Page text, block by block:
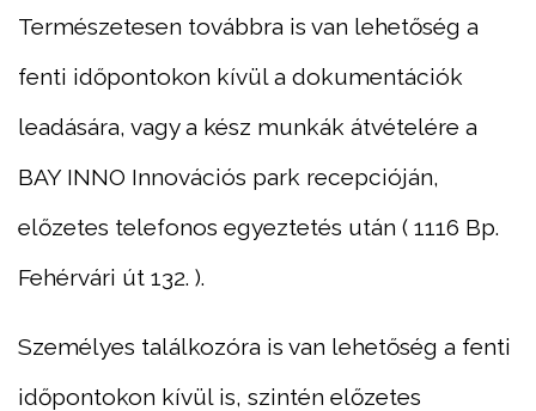
Természetesen továbbra is van lehetőség a
fenti időpontokon kívül a dokumentációk
leadására, vagy a kész munkák átvételére a
BAY INNO Innovációs park recepcióján,
előzetes telefonos egyeztetés után ( 1116 Bp.
Fehérvári út 132. ).
Személyes találkozóra is van lehetőség a fenti
időpontokon kívül is, szintén előzetes